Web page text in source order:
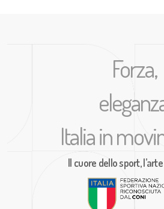
Forza,
Italia in
Il cuore dello sport,